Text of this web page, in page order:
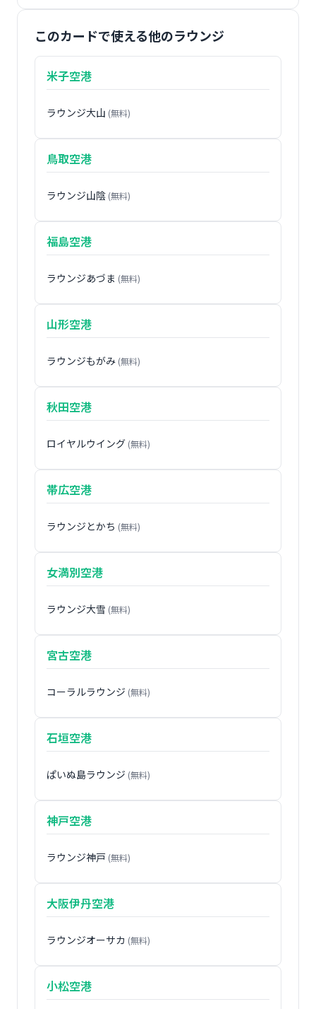
このカードで使える他のラウンジ
米子空港
ラウンジ大山 (無料)
鳥取空港
ラウンジ山陰 (無料)
福島空港
ラウンジあづま (無料)
山形空港
ラウンジもがみ (無料)
秋田空港
ロイヤルウイング (無料)
帯広空港
ラウンジとかち (無料)
女満別空港
ラウンジ大雪 (無料)
宮古空港
コーラルラウンジ (無料)
石垣空港
ぱいぬ島ラウンジ (無料)
神戸空港
ラウンジ神戸 (無料)
大阪伊丹空港
ラウンジオーサカ (無料)
小松空港